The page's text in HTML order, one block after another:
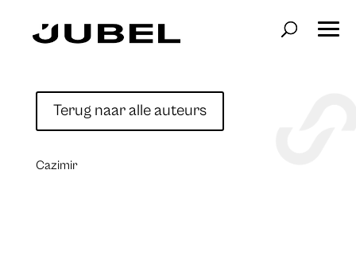
Terug naar alle auteurs
Cazimir